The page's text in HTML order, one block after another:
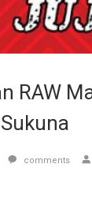
RAW
comments